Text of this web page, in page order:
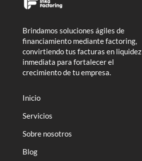
Brindamos soluciones ágiles de
financiamiento mediante factoring,
convirtiendo tus facturas en liquidez
inmediata para fortalecer el
crecimiento de tu empresa.
Inicio
Servicios
Sobre nosotros
Blog